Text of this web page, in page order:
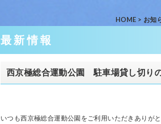
HOME > お知
最新情報
西京極総合運動公園 駐車場貸し切り
いつも西京極総合運動公園をご利用いただきありがと